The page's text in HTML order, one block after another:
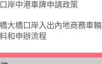
岸中港車牌申請政策
大橋口岸入出內地商務車輛
和申辦流程